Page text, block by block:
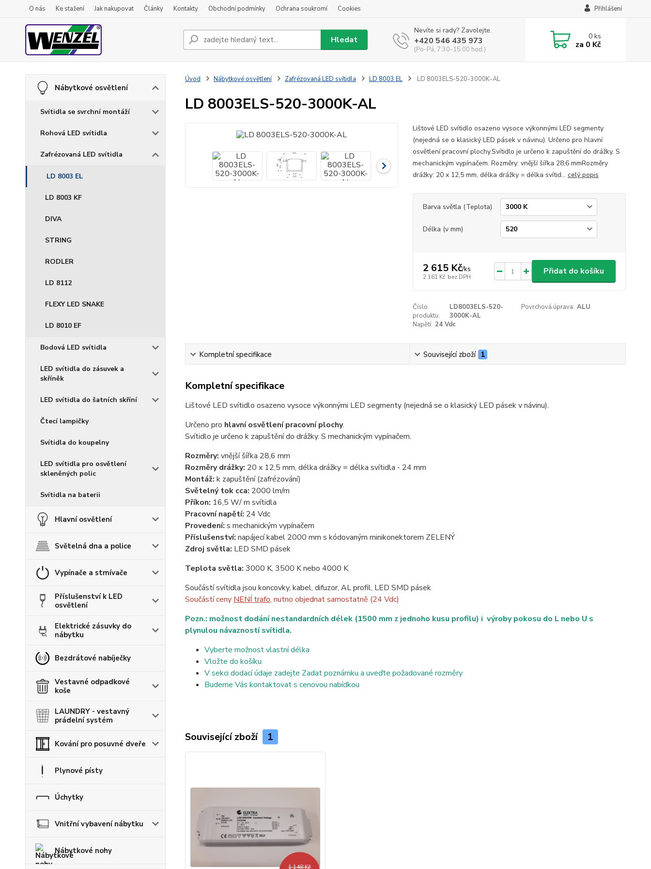
O nás Ke stažení Jak nakupovat Články Kontakty Obchodní podmínky Ochrana soukromí Cookies Přihlášení
Hledat
Nevíte si rady? Zavolejte.
+420 546 435 973
(Po-Pá, 7:30-15:00 hod.)
0ks
za 0 Kč
Nábytkové osvětlení
Svítidla se svrchní montáží
Rohová LED svítidla
Zafrézovaná LED svítidla
LD 8003 EL
LD 8003 KF
DIVA
STRING
RODLER
LD 8112
FLEXY LED SNAKE
LD 8010 EF
Bodová LED svítidla
LED svítidla do zásuvek a
skříněk
LED svítidla do šatních skříní
Čtecí lampičky
Svítidla do koupelny
LED svítidla pro osvětlení
skleněných polic
Svítidla na baterii
Hlavní osvětlení
Světelná dna a police
Vypínače a stmívače
Příslušenství k LED
osvětlení
Elektrické zásuvky do
nábytku
Bezdrátové nabíječky
Vestavné odpadkové
koše
LAUNDRY - vestavný
prádelní systém
Kování pro posuvné dveře
Plynové písty
Úchytky
Vnitřní vybavení nábytku
Nábytkové nohy
Úvod Nábytkové osvětlení Zafrézovaná LED svítidla LD 8003 EL LD 8003ELS-520-3000K-AL
LD 8003ELS-520-3000K-AL
Lištové LED svítidlo osazeno vysoce výkonnými LED segmenty
(nejedná se o klasický LED pásek v návinu). Určeno pro hlavní
osvětlení pracovní plochy.Svítidlo je určeno k zapuštění do drážky. S
mechanickým vypínačem. Rozměry: vnější šířka 28,6 mmRozměry
drážky: 20 x 12,5 mm, délka drážky = délka svítid... celý popis
Barva světla (Teplota)
Délka (v mm)
2 615 Kč/ks
2 161 Kč bez DPH
Přidat do košíku
Číslo
produktu:
LD8003ELS-520-
3000K-AL
Povrchová úprava: ALU
Napětí: 24 Vdc
Kompletní specifikace Související zboží 1
Kompletní specifikace
Lištové LED svítidlo osazeno vysoce výkonnými LED segmenty (nejedná se o klasický LED pásek v návinu).
Určeno pro hlavní osvětlení pracovní plochy.
Svítidlo je určeno k zapuštění do drážky. S mechanickým vypínačem.
Rozměry: vnější šířka 28,6 mm
Rozměry drážky: 20 x 12,5 mm, délka drážky = délka svítidla - 24 mm
Montáž: k zapuštění (zafrézování)
Světelný tok cca: 2000 lm/m
Příkon: 16,5 W/ m svítidla
Pracovní napětí: 24 Vdc
Provedení: s mechanickým vypínačem
Příslušenství: napájecí kabel 2000 mm s kódovaným minikonektorem ZELENÝ
Zdroj světla: LED SMD pásek
Teplota světla: 3000 K, 3500 K nebo 4000 K
Součástí svítidla jsou koncovky, kabel, difuzor, AL profil, LED SMD pásek
Součástí ceny NENÍ trafo, nutno objednat samostatně (24 Vdc)
Pozn.: možnost dodání nestandardních délek (1500 mm z jednoho kusu profilu) i výroby pokosu do L nebo U s
plynulou návazností svítidla.
Vyberte možnost vlastní délka
Vložte do košíku
V sekci dodací údaje zadejte Zadat poznámku a uveďte požadované rozměry
Budeme Vás kontaktovat s cenovou nabídkou
Související zboží 1
1 148 Kč